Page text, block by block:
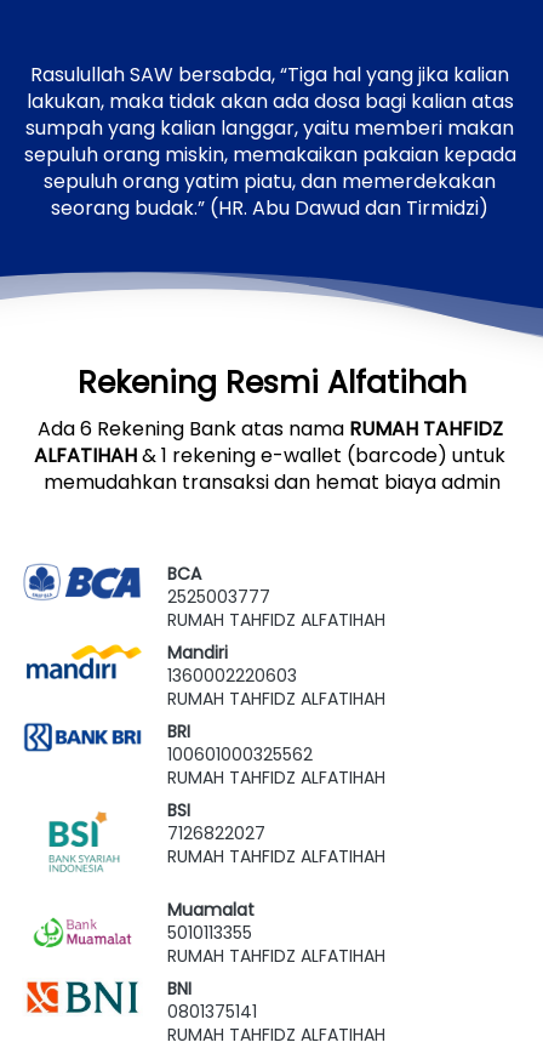
Rasulullah SAW bersabda, “Tiga hal yang jika kalian
lakukan, maka tidak akan ada dosa bagi kalian atas
sumpah yang kalian langgar, yaitu memberi makan
sepuluh orang miskin, memakaikan pakaian kepada
sepuluh orang yatim piatu, dan memerdekakan
seorang budak.” (HR. Abu Dawud dan Tirmidzi)
Rekening Resmi Alfatihah
Ada 6 Rekening Bank atas nama RUMAH TAHFIDZ
ALFATIHAH & 1 rekening e-wallet (barcode) untuk
memudahkan transaksi dan hemat biaya admin
BCA
2525003777
RUMAH TAHFIDZ ALFATIHAH
Mandiri
1360002220603
RUMAH TAHFIDZ ALFATIHAH
BRI
100601000325562
RUMAH TAHFIDZ ALFATIHAH
BSI
7126822027
RUMAH TAHFIDZ ALFATIHAH
Muamalat
5010113355
RUMAH TAHFIDZ ALFATIHAH
BNI
0801375141
RUMAH TAHFIDZ ALFATIHAH